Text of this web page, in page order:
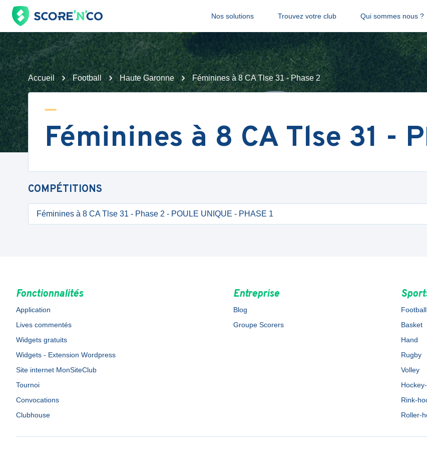
Nos solutions Trouvez votre club Qui sommes nous ?
Accueil Football Haute Garonne Féminines à 8 CA Tlse 31 - Phase 2
Féminines à 8 CA Tlse 31 -
COMPÉTITIONS
Féminines à 8 CA Tlse 31 - Phase 2 - POULE UNIQUE - PHASE 1
Fonctionnalités
Application
Lives commentés
Widgets gratuits
Widgets - Extension Wordpress
Site internet MonSiteClub
Tournoi
Convocations
Clubhouse
Entreprise
Blog
Groupe Scorers
Football
Basket
Hand
Rugby
Volley
Rink-
Roller-